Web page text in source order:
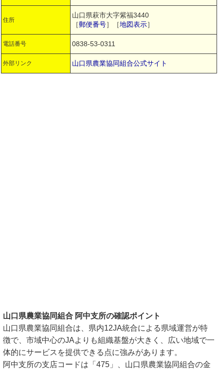
住所
山口県萩市大字紫福3440
［郵便番号］［地図表示］
電話番号 0838-53-0311
外部リンク 山口県農業協同組合公式サイト
山口県農業協同組合 阿中支所の確認ポイント
山口県農業協同組合は、県内12JA統合による県域運営が特
徴で、市域中心のJAよりも組織基盤が大きく、広い地域で一
体的にサービスを提供できる点に強みがあります。
阿中支所の支店コードは「475」、山口県農業協同組合の金